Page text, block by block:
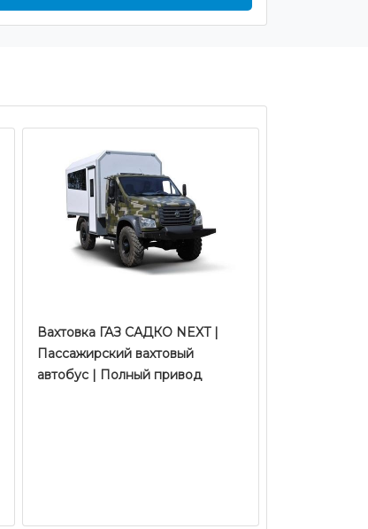
Вахтовка ГАЗ САДКО NEXT |
Пассажирский вахтовый
автобус | Полный привод